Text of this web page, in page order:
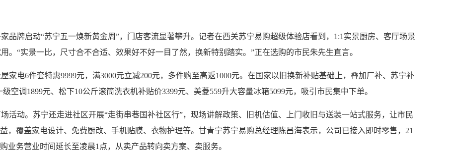
牌启动“苏宁五一焕新黄金周”，门店客流显著攀升。记者在西关苏宁易购超级体验店看到，1:1实景厨房、客厅场景
。“实景一比，尺寸合不合适、效果好不好一目了然，换新特别踏实。”正在选购的市民朱先生直言。
电6件套特惠9999元，满3000元立减200元，多件购至高返1000元。在国家以旧换新补贴基础上，叠加厂补、苏宁补
空调1899元、松下10公斤滚筒洗衣机补贴价3399元、美菱559升大容量冰箱5099元，吸引市民集中下单。
动。苏宁还走进社区开展“走街串巷国补社区行”，现场讲解政策、旧机估值、上门收旧与送装一站式服务，让市民
，覆盖家电设计、免费厨改、手机贴膜、衣物护理等。甘青宁苏宁易购总经理陈昌海表示，公司已接入即时零售，21
业务营业时间延长至凌晨1点，从卖产品转向卖方案、卖服务。